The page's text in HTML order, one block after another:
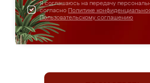
Я соглашаюсь на передачу
согласно Политике
Пользовательскому соглашению